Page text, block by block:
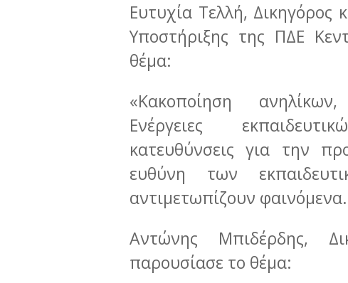
Ευτυχία Τελλή, Δικηγόρος
Υποστήριξης της ΠΔΕ
θέμα:
«Κακοποίηση
Ενέργειες
κατευθύνσεις για την
ευθύνη των
αντιμετωπίζουν φαινόμενα.
Αντώνης Μπιδέρδης,
παρουσίασε το θέμα: